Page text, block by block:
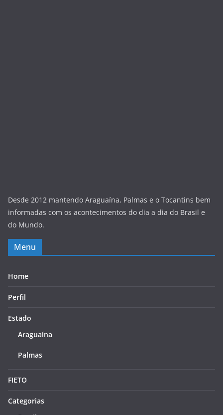
Desde 2012 mantendo Araguaína, Palmas e o Tocantins bem
informadas com os acontecimentos do dia a dia do Brasil e
do Mundo.
Menu
Home
Perfil
Estado
Araguaína
Palmas
FIETO
Categorias